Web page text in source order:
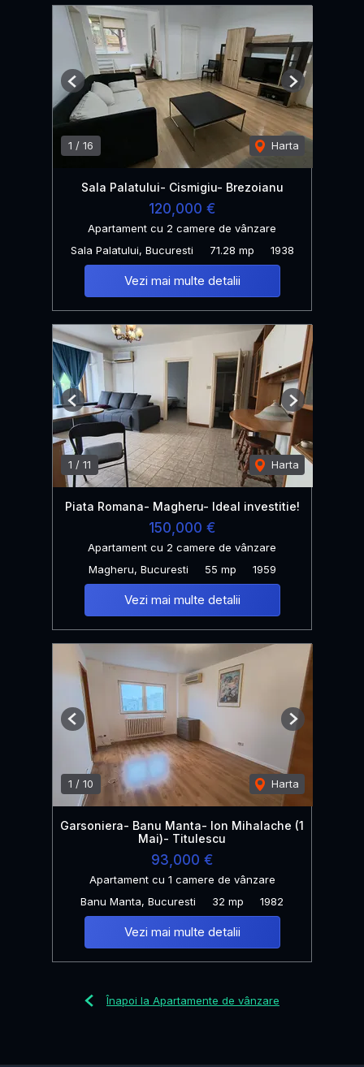
1 / 16 Harta
Previous Next
Sala Palatului- Cismigiu- Brezoianu
120,000 €
Apartament cu 2 camere de vânzare
Sala Palatului, Bucuresti
71.28 mp 1938
Vezi mai multe detalii
1 / 11 Harta
Previous Next
Piata Romana- Magheru- Ideal investitie!
150,000 €
Apartament cu 2 camere de vânzare
Magheru, Bucuresti
55 mp 1959
Vezi mai multe detalii
1 / 10 Harta
Previous Next
Garsoniera- Banu Manta- Ion Mihalache (1
Mai)- Titulescu
93,000 €
Apartament cu 1 camere de vânzare
Banu Manta, Bucuresti
32 mp 1982
Vezi mai multe detalii
Înapoi la Apartamente de vânzare